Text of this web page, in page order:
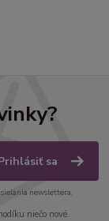
sa
newslettera.
niečo nové.